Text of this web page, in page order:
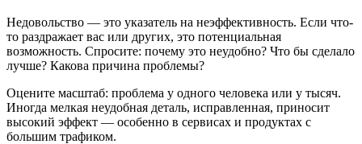
Недовольство — это указатель на неэффективность. Если что-
то раздражает вас или других, это потенциальная
возможность. Спросите: почему это неудобно? Что бы сделало
лучше? Какова причина проблемы?
Оцените масштаб: проблема у одного человека или у тысяч.
Иногда мелкая неудобная деталь, исправленная, приносит
высокий эффект — особенно в сервисах и продуктах с
большим трафиком.